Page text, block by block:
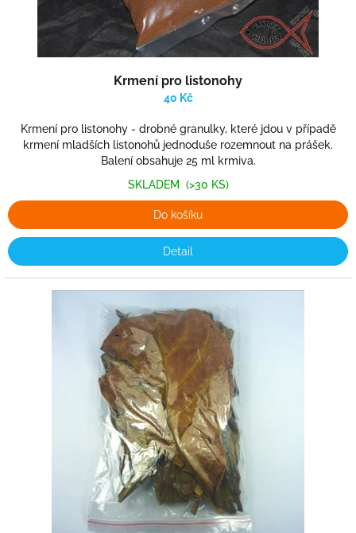
Krmení pro listonohy
40 Kč
Krmení pro listonohy - drobné granulky, které jdou v případě
krmení mladších listonohů jednoduše rozemnout na prášek.
Balení obsahuje 25 ml krmiva.
SKLADEM (>30 KS)
Do košíku
Detail